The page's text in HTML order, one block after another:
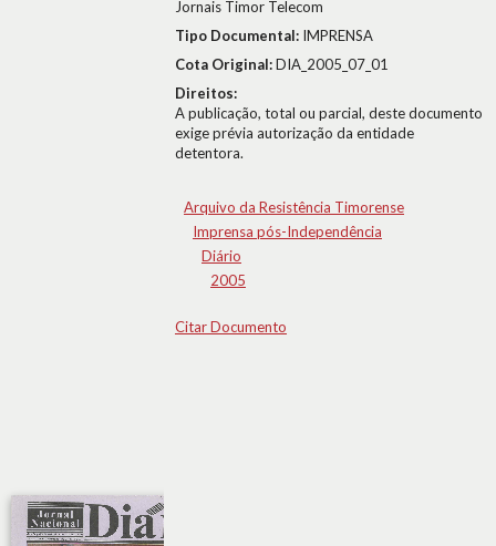
Jornais Timor Telecom
Tipo Documental: IMPRENSA
Cota Original:DIA_2005_07_01
Direitos:
A publicação, total ou parcial, deste documento
exige prévia autorização da entidade
detentora.
Arquivo da Resistência Timorense
Imprensa pós-Independência
Diário
2005
Citar Documento